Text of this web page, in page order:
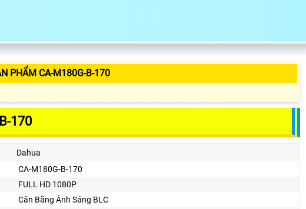
PHẨM CA-M180G-B-170
170
Dahua
CA-M180G-B-170
FULL HD 1080P
Cân Bằng Ánh Sáng BLC